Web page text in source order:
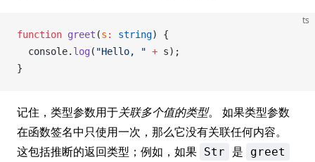
ts
function greet (s : string) {
console. log ( "Hello, " + s);
}
记住，类型参数用于关联多个值的类型。 如果类型参数
在函数签名中只使用一次，那么它没有关联任何内容。
这包括推断的返回类型；例如，如果 Str 是 greet